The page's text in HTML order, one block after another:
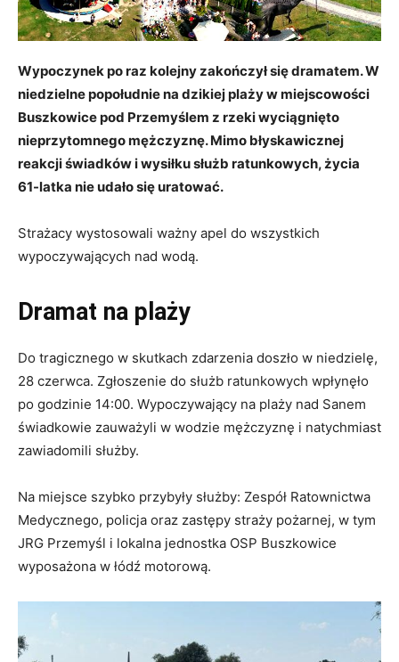
Wypoczynek po raz kolejny zakończył się dramatem. W
niedzielne popołudnie na dzikiej plaży w miejscowości
Buszkowice pod Przemyślem z rzeki wyciągnięto
nieprzytomnego mężczyznę. Mimo błyskawicznej
reakcji świadków i wysiłku służb ratunkowych, życia
61-latka nie udało się uratować.
Strażacy wystosowali ważny apel do wszystkich
wypoczywających nad wodą.
Dramat na plaży
Do tragicznego w skutkach zdarzenia doszło w niedzielę,
28 czerwca. Zgłoszenie do służb ratunkowych wpłynęło
po godzinie 14:00. Wypoczywający na plaży nad Sanem
świadkowie zauważyli w wodzie mężczyznę i natychmiast
zawiadomili służby.
Na miejsce szybko przybyły służby: Zespół Ratownictwa
Medycznego, policja oraz zastępy straży pożarnej, w tym
JRG Przemyśl i lokalna jednostka OSP Buszkowice
wyposażona w łódź motorową.